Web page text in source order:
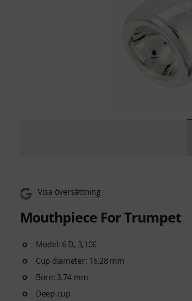
Visa översättning
Mouthpiece For Trumpet
Model: 6 D, 3,106
Cup diameter: 16.28 mm
Bore: 3.74 mm
Deep cup